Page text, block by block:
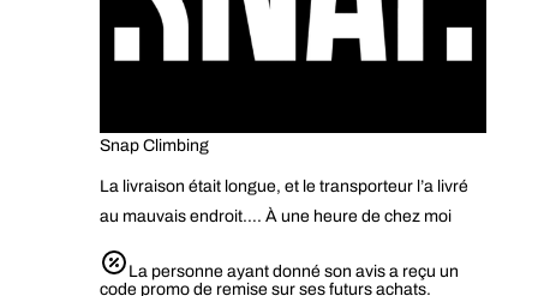
Snap Climbing
La livraison était longue, et le transporteur l’a livré
au mauvais endroit…. À une heure de chez moi
La personne ayant donné son avis a reçu un
code promo de remise sur ses futurs achats.